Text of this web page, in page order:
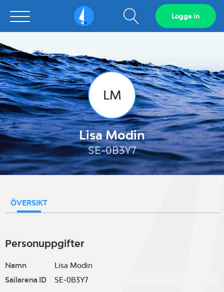
Sailarena Visa
sökfält
Logga in
LM
Lisa Modin
SE-0B3Y7
ÖVERSIKT
Personuppgifter
Namn
Lisa Modin
Sailarena ID
SE-0B3Y7